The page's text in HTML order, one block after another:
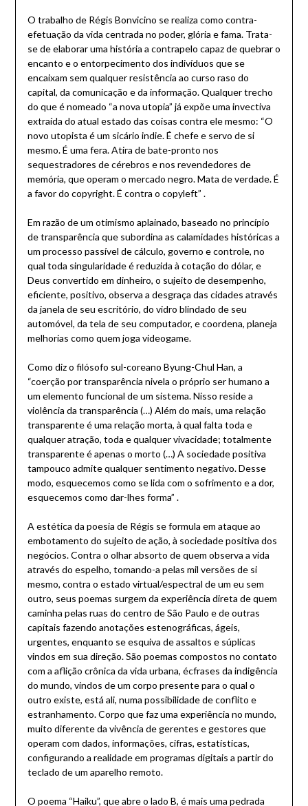
O trabalho de Régis Bonvicino se realiza como contra-
efetuação da vida centrada no poder, glória e fama. Trata-
se de elaborar uma história a contrapelo capaz de quebrar o
encanto e o entorpecimento dos indivíduos que se
encaixam sem qualquer resistência ao curso raso do
capital, da comunicação e da informação. Qualquer trecho
do que é nomeado “a nova utopia” já expõe uma invectiva
extraída do atual estado das coisas contra ele mesmo: “O
novo utopista é um sicário indie. É chefe e servo de si
mesmo. É uma fera. Atira de bate-pronto nos
sequestradores de cérebros e nos revendedores de
memória, que operam o mercado negro. Mata de verdade. É
a favor do copyright. É contra o copyleft” .
Em razão de um otimismo aplainado, baseado no princípio
de transparência que subordina as calamidades históricas a
um processo passível de cálculo, governo e controle, no
qual toda singularidade é reduzida à cotação do dólar, e
Deus convertido em dinheiro, o sujeito de desempenho,
eficiente, positivo, observa a desgraça das cidades através
da janela de seu escritório, do vidro blindado de seu
automóvel, da tela de seu computador, e coordena, planeja
melhorias como quem joga videogame.
Como diz o filósofo sul-coreano Byung-Chul Han, a
“coerção por transparência nivela o próprio ser humano a
um elemento funcional de um sistema. Nisso reside a
violência da transparência (…) Além do mais, uma relação
transparente é uma relação morta, à qual falta toda e
qualquer atração, toda e qualquer vivacidade; totalmente
transparente é apenas o morto (…) A sociedade positiva
tampouco admite qualquer sentimento negativo. Desse
modo, esquecemos como se lida com o sofrimento e a dor,
esquecemos como dar-lhes forma” .
A estética da poesia de Régis se formula em ataque ao
embotamento do sujeito de ação, à sociedade positiva dos
negócios. Contra o olhar absorto de quem observa a vida
através do espelho, tomando-a pelas mil versões de si
mesmo, contra o estado virtual/espectral de um eu sem
outro, seus poemas surgem da experiência direta de quem
caminha pelas ruas do centro de São Paulo e de outras
capitais fazendo anotações estenográficas, ágeis,
urgentes, enquanto se esquiva de assaltos e súplicas
vindos em sua direção. São poemas compostos no contato
com a aflição crônica da vida urbana, écfrases da indigência
do mundo, vindos de um corpo presente para o qual o
outro existe, está ali, numa possibilidade de conflito e
estranhamento. Corpo que faz uma experiência no mundo,
muito diferente da vivência de gerentes e gestores que
operam com dados, informações, cifras, estatísticas,
configurando a realidade em programas digitais a partir do
teclado de um aparelho remoto.
O poema “Haiku”, que abre o lado B, é mais uma pedrada